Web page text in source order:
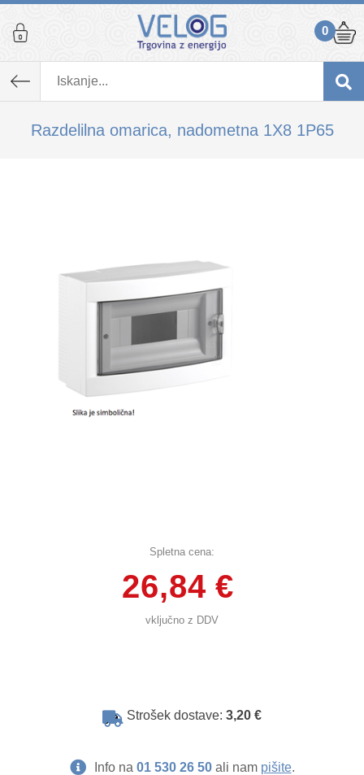
0
Razdelilna omarica, nadometna 1X8 1P65
Spletna cena:
26,84 €
vključno z DDV
Strošek dostave: 3,20 €
Info na 01 530 26 50ali nam pišite.
K izdelku, ki ste ga dodali v košarico,
priporočamo tudi...